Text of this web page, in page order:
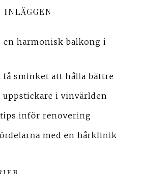
INLÄGGEN
en harmonisk balkong i
sminket att hålla bättre
uppstickare i vinvärlden
inför renovering
med en hårklinik